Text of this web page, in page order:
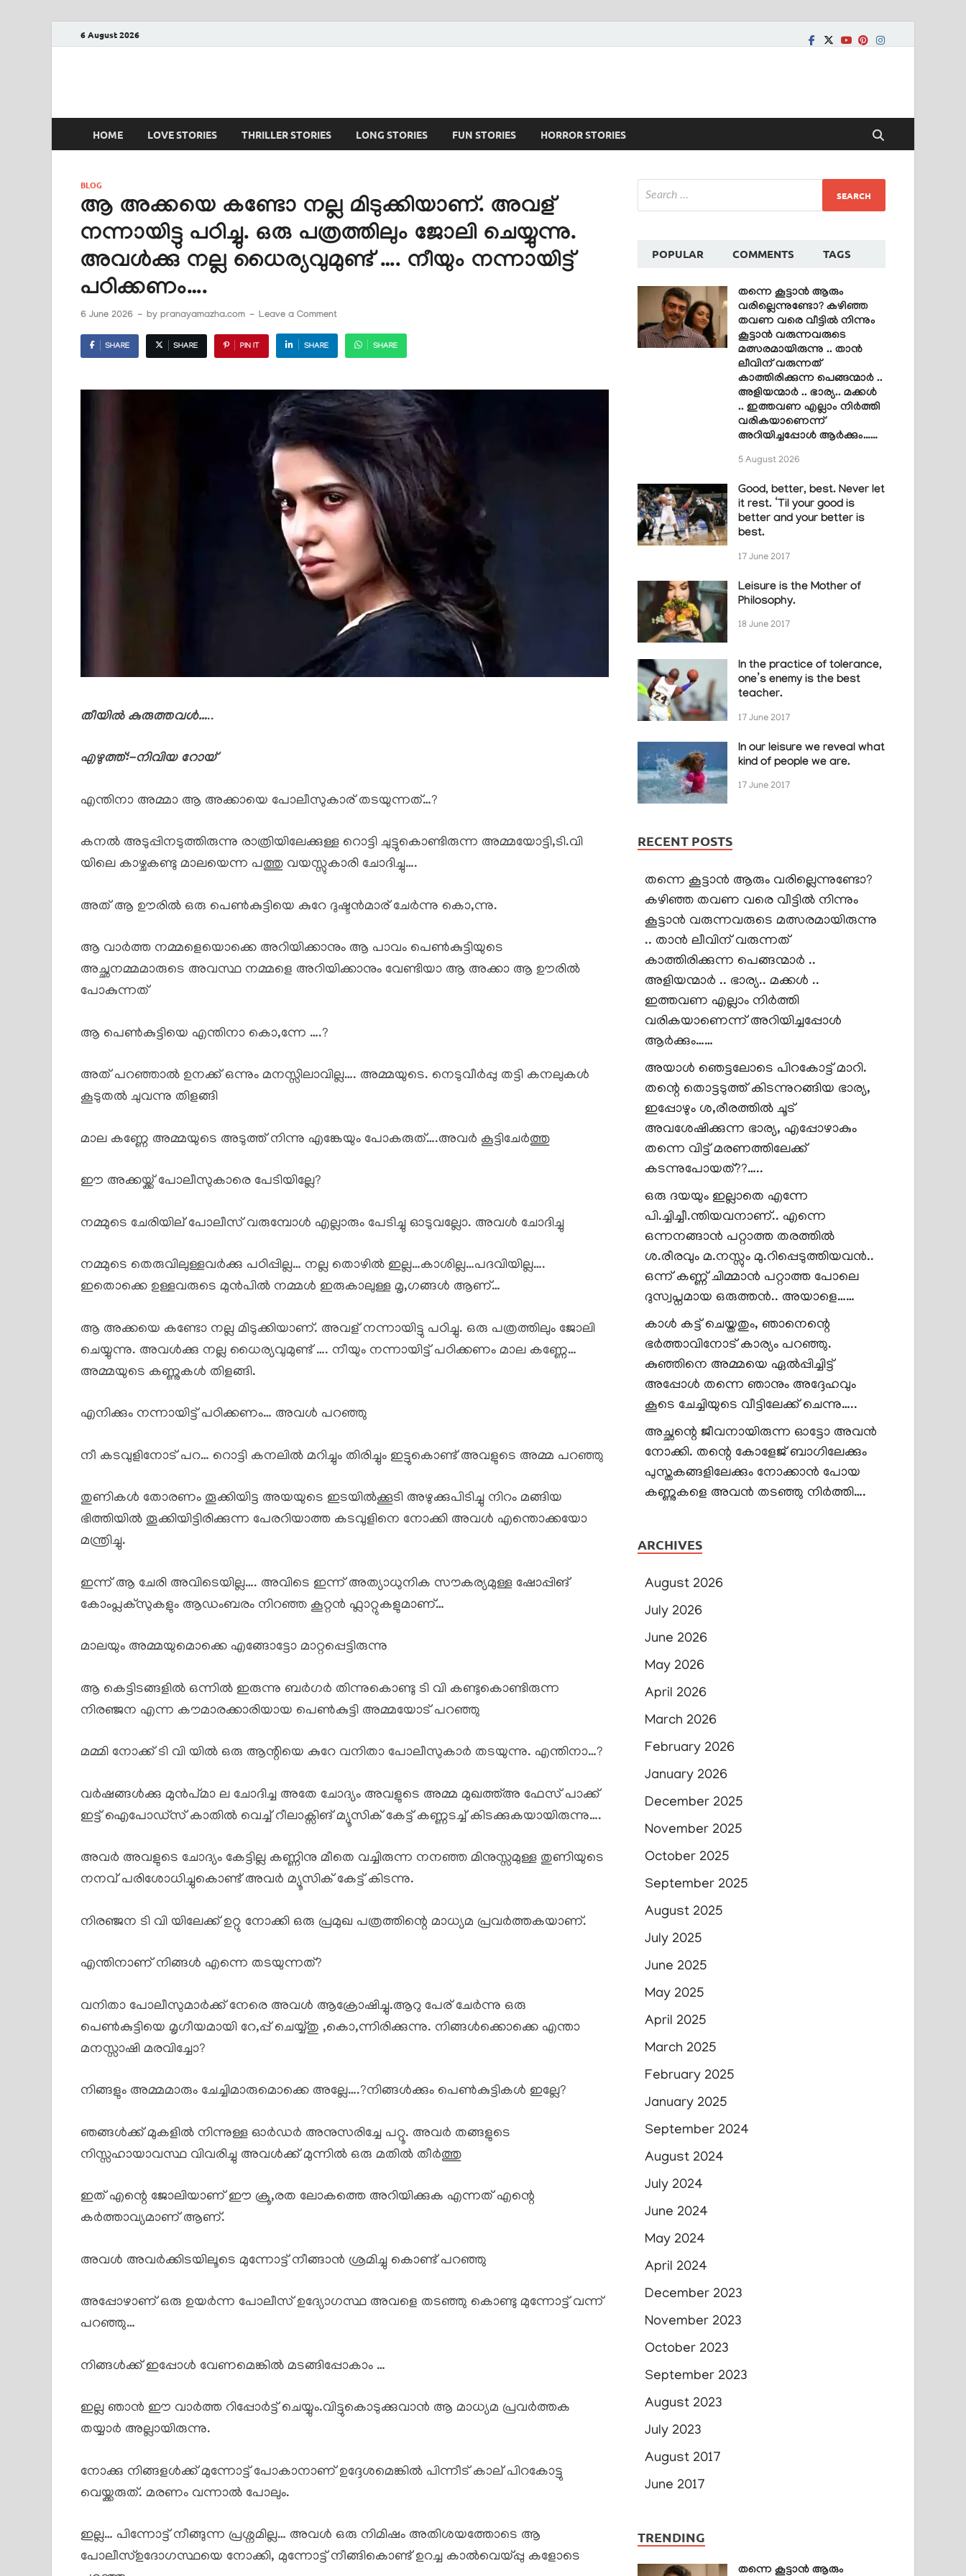
6 August 2026
HOME LOVE STORIES THRILLER STORIES LONG STORIES FUN STORIES HORROR STORIES
BLOG
ആ അക്കയെ കണ്ടോ നല്ല മിടുക്കിയാണ്. അവള്
നന്നായിട്ടു പഠിച്ചു. ഒരു പത്രത്തിലും ജോലി ചെയ്യുന്നു.
അവൾക്കു നല്ല ധൈര്യവുമുണ്ട് …. നീയും നന്നായിട്ട്
പഠിക്കണം….
6 June 2026 - by pranayamazha.com - Leave a Comment
SHARE SHARE PIN IT SHARE SHARE
തീയിൽ കുരുത്തവൾ…..
എഴുത്ത്:-നിവിയ റോയ്
എന്തിനാ അമ്മാ ആ അക്കായെ പോലീസുകാര് തടയുന്നത്…?
കനൽ അടുപ്പിനടുത്തിരുന്നു രാത്രിയിലേക്കുള്ള റൊട്ടി ചുട്ടുകൊണ്ടിരുന്ന അമ്മയോട്ടി,ടി.വി
യിലെ കാഴ്ചകണ്ടു മാലയെന്ന പത്തു വയസ്സുകാരി ചോദിച്ചു….
അത് ആ ഊരിൽ ഒരു പെൺകുട്ടിയെ കുറേ ദുഷ്ടൻമാര് ചേർന്നു കൊ,ന്നു.
ആ വാർത്ത നമ്മളെയൊക്കെ അറിയിക്കാനും ആ പാവം പെൺകുട്ടിയുടെ
അച്ഛനമ്മമാരുടെ അവസ്ഥ നമ്മളെ അറിയിക്കാനും വേണ്ടിയാ ആ അക്കാ ആ ഊരിൽ
പോകുന്നത്
ആ പെൺകുട്ടിയെ എന്തിനാ കൊ,ന്നേ ….?
അത് പറഞ്ഞാൽ ഉനക്ക് ഒന്നും മനസ്സിലാവില്ല…. അമ്മയുടെ. നെടുവീർപ്പു തട്ടി കനലുകൾ
കൂടുതൽ ചുവന്നു തിളങ്ങി
മാല കണ്ണേ അമ്മയുടെ അടുത്ത് നിന്നു എങ്കേയും പോകരുത്….അവർ കൂട്ടിചേർത്തു
ഈ അക്കയ്ക്ക് പോലീസുകാരെ പേടിയില്ലേ?
നമ്മുടെ ചേരിയില് പോലീസ് വരുമ്പോൾ എല്ലാരും പേടിച്ചു ഓടുവല്ലോ. അവൾ ചോദിച്ചു
നമ്മുടെ തെരുവിലുള്ളവർക്കു പഠിപ്പില്ല… നല്ല തൊഴിൽ ഇല്ല…കാശില്ല…പദവിയില്ല….
ഇതൊക്കെ ഉള്ളവരുടെ മുൻപിൽ നമ്മൾ ഇരുകാലുള്ള മൃ,ഗങ്ങൾ ആണ്…
ആ അക്കയെ കണ്ടോ നല്ല മിടുക്കിയാണ്. അവള് നന്നായിട്ടു പഠിച്ചു. ഒരു പത്രത്തിലും ജോലി
ചെയ്യുന്നു. അവൾക്കു നല്ല ധൈര്യവുമുണ്ട് …. നീയും നന്നായിട്ട് പഠിക്കണം മാല കണ്ണേ…
അമ്മയുടെ കണ്ണുകൾ തിളങ്ങി.
എനിക്കും നന്നായിട്ട് പഠിക്കണം… അവൾ പറഞ്ഞു
നീ കടവുളിനോട് പറ… റൊട്ടി കനലിൽ മറിച്ചും തിരിച്ചും ഇട്ടുകൊണ്ട് അവളുടെ അമ്മ പറഞ്ഞു
തുണികൾ തോരണം തൂക്കിയിട്ട അയയുടെ ഇടയിൽക്കൂടി അഴുക്കുപിടിച്ചു നിറം മങ്ങിയ
ഭിത്തിയിൽ തൂക്കിയിട്ടിരിക്കുന്ന പേരറിയാത്ത കടവുളിനെ നോക്കി അവൾ എന്തൊക്കയോ
മന്ത്രിച്ചു.
ഇന്ന് ആ ചേരി അവിടെയില്ല…. അവിടെ ഇന്ന് അത്യാധുനിക സൗകര്യമുള്ള ഷോപ്പിങ്
കോംപ്ലക്സുകളും ആഡംബരം നിറഞ്ഞ കൂറ്റൻ ഫ്ലാറ്റുകളുമാണ്…
മാലയും അമ്മയുമൊക്കെ എങ്ങോട്ടോ മാറ്റപ്പെട്ടിരുന്നു
ആ കെട്ടിടങ്ങളിൽ ഒന്നിൽ ഇരുന്നു ബർഗർ തിന്നുകൊണ്ടു ടി വി കണ്ടുകൊണ്ടിരുന്ന
നിരഞ്ജന എന്ന കൗമാരക്കാരിയായ പെൺകുട്ടി അമ്മയോട് പറഞ്ഞു
മമ്മി നോക്ക് ടി വി യിൽ ഒരു ആന്റിയെ കുറേ വനിതാ പോലീസുകാർ തടയുന്നു. എന്തിനാ…?
വർഷങ്ങൾക്കു മുൻപ്മാ ല ചോദിച്ച അതേ ചോദ്യം അവളുടെ അമ്മ മുഖത്ത്അ ഫേസ് പാക്ക്
ഇട്ട് ഐപോഡ്‌സ് കാതിൽ വെച്ച് റീലാക്സിങ് മ്യൂസിക് കേട്ട് കണ്ണടച്ച് കിടക്കുകയായിരുന്നു….
അവർ അവളുടെ ചോദ്യം കേട്ടില്ല കണ്ണിനു മീതെ വച്ചിരുന്ന നനഞ്ഞ മിനുസ്സമുള്ള തുണിയുടെ
നനവ് പരിശോധിച്ചുകൊണ്ട് അവർ മ്യൂസിക് കേട്ട് കിടന്നു.
നിരഞ്ജന ടി വി യിലേക്ക് ഉറ്റു നോക്കി ഒരു പ്രമുഖ പത്രത്തിന്റെ മാധ്യമ പ്രവർത്തകയാണ്.
എന്തിനാണ് നിങ്ങൾ എന്നെ തടയുന്നത്?
വനിതാ പോലീസുമാർക്ക് നേരെ അവൾ ആക്രോഷിച്ചു.ആറു പേര് ചേർന്നു ഒരു
പെൺകുട്ടിയെ മൃഗീയമായി റേ,പ്പ് ചെയ്യ്തു ,കൊ,ന്നിരിക്കുന്നു. നിങ്ങൾക്കൊക്കെ എന്താ
മനസ്സാഷി മരവിച്ചോ?
നിങ്ങളും അമ്മമാരും ചേച്ചിമാരുമൊക്കെ അല്ലേ….?നിങ്ങൾക്കും പെൺകുട്ടികൾ ഇല്ലേ?
ഞങ്ങൾക്ക് മുകളിൽ നിന്നുള്ള ഓർഡർ അനുസരിച്ചേ പറ്റൂ. അവർ തങ്ങളുടെ
നിസ്സഹായാവസ്ഥ വിവരിച്ചു അവൾക്ക് മുന്നിൽ ഒരു മതിൽ തീർത്തു
ഇത് എന്റെ ജോലിയാണ് ഈ ക്രൂ,രത ലോകത്തെ അറിയിക്കുക എന്നത് എന്റെ
കർത്താവ്യമാണ് ആണ്.
അവൾ അവർക്കിടയിലൂടെ മുന്നോട്ട് നീങ്ങാൻ ശ്രമിച്ചു കൊണ്ട് പറഞ്ഞു
അപ്പോഴാണ് ഒരു ഉയർന്ന പോലീസ് ഉദ്യോഗസ്ഥ അവളെ തടഞ്ഞു കൊണ്ടു മുന്നോട്ട് വന്ന്
പറഞ്ഞു…
നിങ്ങൾക്ക് ഇപ്പോൾ വേണമെങ്കിൽ മടങ്ങിപ്പോകാം …
ഇല്ല ഞാൻ ഈ വാർത്ത റിപ്പോർട്ട്‌ ചെയ്യും.വിട്ടുകൊടുക്കുവാൻ ആ മാധ്യമ പ്രവർത്തക
തയ്യാർ അല്ലായിരുന്നു.
നോക്കു നിങ്ങളൾക്ക് മുന്നോട്ട് പോകാനാണ് ഉദ്ദേശമെങ്കിൽ പിന്നീട് കാല് പിറകോട്ടു
വെയ്ക്കരുത്. മരണം വന്നാൽ പോലും.
ഇല്ല… പിന്നോട്ട് നീങ്ങുന്ന പ്രശ്നമില്ല… അവൾ ഒരു നിമിഷം അതിശയത്തോടെ ആ
പോലീസ്ഉദോഗസ്ഥയെ നോക്കി, മുന്നോട്ട് നീങ്ങികൊണ്ട് ഉറച്ച കാൽവെയ്പ്പു കളോടെ
POPULAR COMMENTS TAGS
തന്നെ കൂട്ടാൻ ആരും
വരില്ലെന്നുണ്ടോ? കഴിഞ്ഞ
തവണ വരെ വീട്ടിൽ നിന്നും
കൂട്ടാൻ വരുന്നവരുടെ
മത്സരമായിരുന്നു .. താൻ
ലീവിന് വരുന്നത്
കാത്തിരിക്കുന്ന പെങ്ങന്മാർ ..
അളിയന്മാർ .. ഭാര്യ.. മക്കൾ
.. ഇത്തവണ എല്ലാം നിർത്തി
വരികയാണെന്ന്
അറിയിച്ചപ്പോൾ ആർക്കും……
5 August 2026
Good, better, best. Never let
it rest. ‘Til your good is
better and your better is
best.
17 June 2017
Leisure is the Mother of
Philosophy.
18 June 2017
In the practice of tolerance,
one’s enemy is the best
teacher.
17 June 2017
In our leisure we reveal what
kind of people we are.
17 June 2017
RECENT POSTS
തന്നെ കൂട്ടാൻ ആരും വരില്ലെന്നുണ്ടോ?
കഴിഞ്ഞ തവണ വരെ വീട്ടിൽ നിന്നും
കൂട്ടാൻ വരുന്നവരുടെ മത്സരമായിരുന്നു
.. താൻ ലീവിന് വരുന്നത്
കാത്തിരിക്കുന്ന പെങ്ങന്മാർ ..
അളിയന്മാർ .. ഭാര്യ.. മക്കൾ ..
ഇത്തവണ എല്ലാം നിർത്തി
വരികയാണെന്ന് അറിയിച്ചപ്പോൾ
ആർക്കും……
അയാൾ ഞെട്ടലോടെ പിറകോട്ട് മാറി.
തന്റെ തൊട്ടടുത്ത് കിടന്നുറങ്ങിയ ഭാര്യ,
ഇപ്പോഴും ശ,രീരത്തിൽ ചൂട്
അവശേഷിക്കുന്ന ഭാര്യ, എപ്പോഴാകും
തന്നെ വിട്ട് മരണത്തിലേക്ക്
കടന്നുപോയത്??…..
ഒരു ദയയും ഇല്ലാതെ എന്നേ
പി.ച്ചിച്ചീ.ന്തിയവനാണ്.. എന്നെ
ഒന്നനങ്ങാൻ പറ്റാത്ത തരത്തിൽ
ശ.രീരവും മ.നസ്സും മു.റിപ്പെടുത്തിയവൻ..
ഒന്ന് കണ്ണ് ചിമ്മാൻ പറ്റാത്ത പോലെ
ദുസ്വപ്നമായ ഒരുത്തൻ.. അയാളെ……
കാൾ കട്ട് ചെയ്തതും, ഞാനെന്റെ
ഭർത്താവിനോട് കാര്യം പറഞ്ഞു.
കുഞ്ഞിനെ അമ്മയെ ഏൽപ്പിച്ചിട്ട്
അപ്പോൾ തന്നെ ഞാനും അദ്ദേഹവും
കൂടെ ചേച്ചിയുടെ വീട്ടിലേക്ക് ചെന്നു…..
അച്ഛന്റെ ജീവനായിരുന്ന ഓട്ടോ അവൻ
നോക്കി. തന്റെ കോളേജ് ബാഗിലേക്കും
പുസ്തകങ്ങളിലേക്കും നോക്കാൻ പോയ
കണ്ണുകളെ അവൻ തടഞ്ഞു നിർത്തി….
ARCHIVES
August 2026
July 2026
June 2026
May 2026
April 2026
March 2026
February 2026
January 2026
December 2025
November 2025
October 2025
September 2025
August 2025
July 2025
June 2025
May 2025
April 2025
March 2025
February 2025
January 2025
September 2024
August 2024
July 2024
June 2024
May 2024
April 2024
December 2023
November 2023
October 2023
September 2023
August 2023
July 2023
August 2017
June 2017
TRENDING
തന്നെ കൂട്ടാൻ ആരും